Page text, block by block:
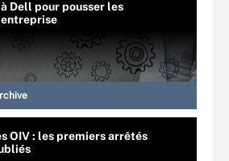
Dell pour pousser les
entreprise
OIV : les premiers arrêtés